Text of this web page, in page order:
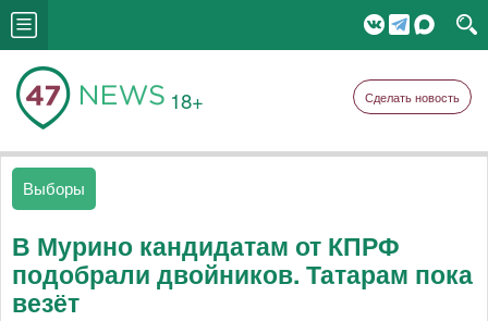
18+ Сделать новость
Выборы
В Мурино кандидатам от КПРФ
подобрали двойников. Татарам пока
везёт